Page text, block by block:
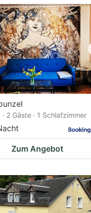
for
changing
2 Gäste · 1 Schlafzimmer
Zum Angebot